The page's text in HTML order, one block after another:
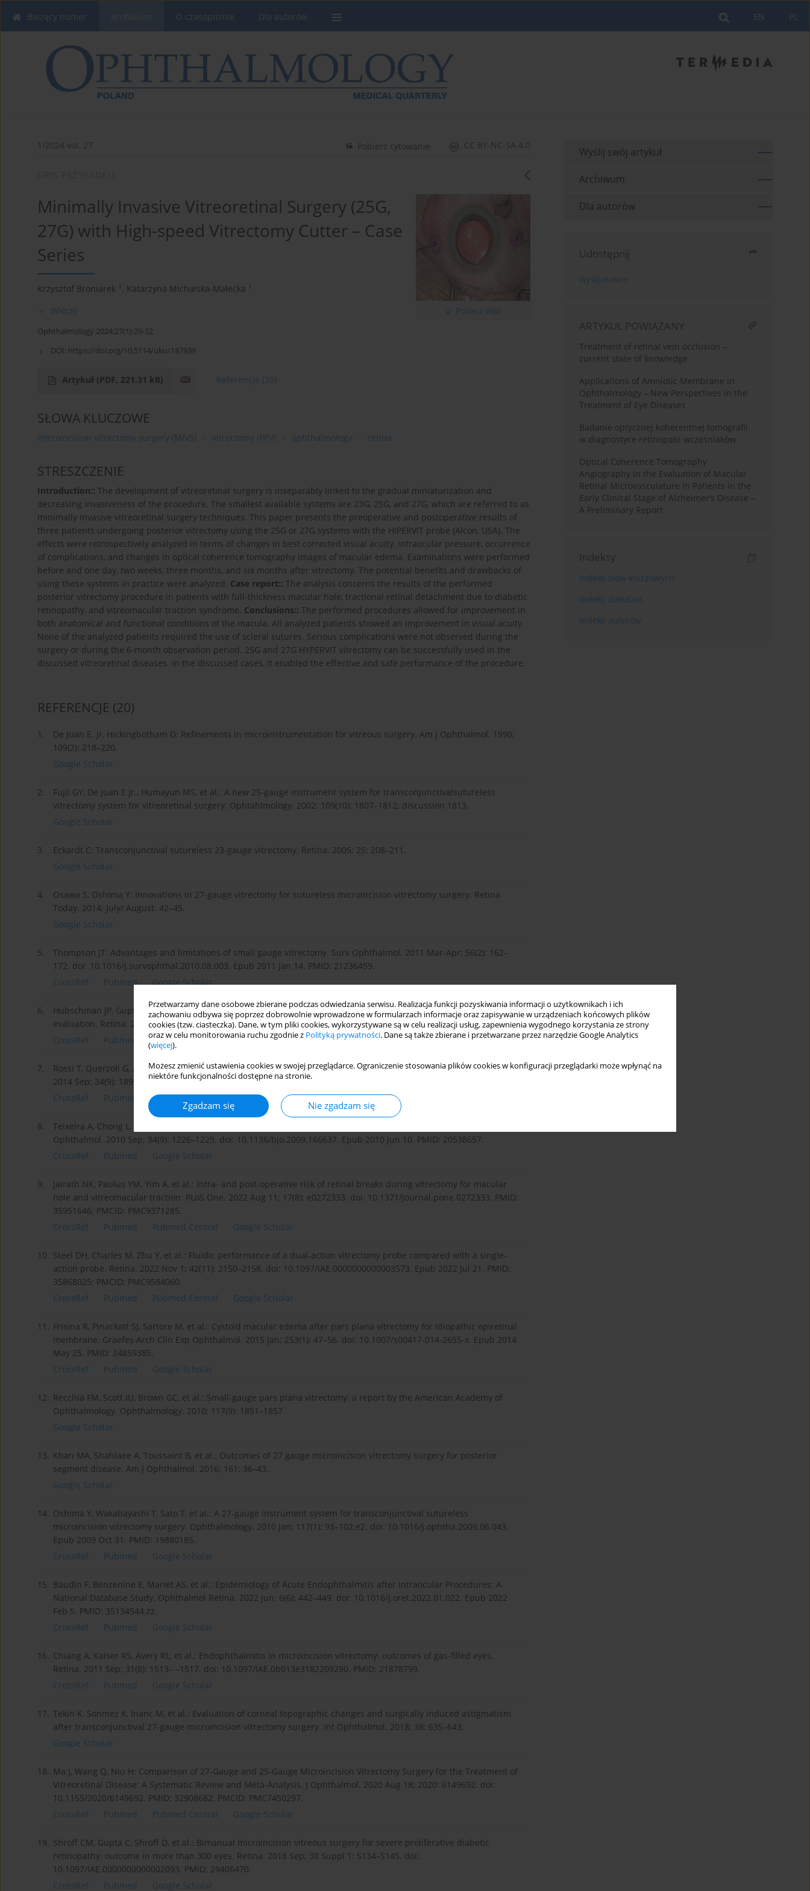
Przetwarzamy dane osobowe zbierane podczas odwiedzania serwisu. Realizacja funkcji pozyskiwania informacji o użytkownikach i ich
zachowaniu odbywa się poprzez dobrowolnie wprowadzone w formularzach informacje oraz zapisywanie w urządzeniach końcowych plików
cookies (tzw. ciasteczka). Dane, w tym pliki cookies, wykorzystywane są w celu realizacji usług, zapewnienia wygodnego korzystania ze strony
oraz w celu monitorowania ruchu zgodnie z Polityką prywatności. Dane są także zbierane i przetwarzane przez narzędzie Google Analytics
(więcej).
Możesz zmienić ustawienia cookies w swojej przeglądarce. Ograniczenie stosowania plików cookies w konfiguracji przeglądarki może wpłynąć na
niektóre funkcjonalności dostępne na stronie.
Zgadzam się Nie zgadzam się
PL
EN
Bieżący numer O czasopiśmie Dla autorów
1/2024 vol. 27 CC BY-NC-SA 4.0
Pobierz cytowanie
Pobierz slajd
Minimally Invasive Vitreoretinal Surgery (25G,
27G) with High-speed Vitrectomy Cutter – Case
Series
Krzysztof Broniarek 1 , Katarzyna Michalska-Małecka 1
Więcej
Ophthalmology 2024;27(1):29-32
DOI: https://doi.org/10.5114/oku/187939
Artykuł (PDF, 221.31 kB) Referencje (20)
SŁOWA KLUCZOWE
microincision vitrectomy surgery (MIVS) vitrectomy (PPV) ophthalmology retina
STRESZCZENIE
Introduction:: The development of vitreoretinal surgery is inseparably linked to the gradual miniaturization and
decreasing invasiveness of the procedure. The smallest available systems are 23G, 25G, and 27G, which are referred to as
minimally invasive vitreoretinal surgery techniques. This paper presents the preoperative and postoperative results of
three patients undergoing posterior vitrectomy using the 25G or 27G systems with the HIPERVIT probe (Alcon, USA). The
effects were retrospectively analyzed in terms of changes in best corrected visual acuity, intraocular pressure, occurrence
of complications, and changes in optical coherence tomography images of macular edema. Examinations were performed
before and one day, two weeks, three months, and six months after vitrectomy. The potential benefits and drawbacks of
using these systems in practice were analyzed. Case report:: The analysis concerns the results of the performed
posterior vitrectomy procedure in patients with full-thickness macular hole, tractional retinal detachment due to diabetic
retinopathy, and vitreomacular traction syndrome. Conclusions:: The performed procedures allowed for improvement in
both anatomical and functional conditions of the macula. All analyzed patients showed an improvement in visual acuity.
None of the analyzed patients required the use of scleral sutures. Serious complications were not observed during the
surgery or during the 6-month observation period. 25G and 27G HYPERVIT vitrectomy can be successfully used in the
discussed vitreoretinal diseases. In the discussed cases, it enabled the effective and safe performance of the procedure.
REFERENCJE (20)
1.
De Juan E. Jr, Hickingbotham D: Refinements in microinstrumentation for vitreous surgery. Am J Ophthalmol. 1990;
109(2): 218–220.
Google Scholar
2.
Fujii GY, De Juan E Jr., Humayun MS, et al.: A new 25-gauge instrument system for transconjunctivalsutureless
vitrectomy system for vitreoretinal surgery. Ophtahlmology. 2002; 109(10): 1807–1812; discussion 1813.
Google Scholar
3.
Eckardt C: Transconjunctival sutureless 23-gauge vitrectomy. Retina. 2005; 25: 208–211.
Google Scholar
4.
Osawa S, Oshima Y: Innovations in 27-gauge vitrectomy for sutureless microincision vitrectomy surgery. Retina
Today. 2014; July/ August: 42–45.
Google Scholar
5.
Thompson JT: Advantages and limitations of small gauge vitrectomy. Surv Ophthalmol. 2011 Mar-Apr; 56(2): 162–
172. doi: 10.1016/j.survophthal.2010.08.003. Epub 2011 Jan 14. PMID: 21236459.
CrossRef
Pubmed Google Scholar
6.
Hubschman JP, Gupta A, Bourla DH, et al.: 20-, 23-, and 25-gauge vitreous cutters: performance and characteristics
evaluation. Retina. 2008 Feb; 28(2): 249–257. doi: 10.1097/IAE.0b013e31815ec2b3. PMID: 18301030.
CrossRef
Pubmed Google Scholar
7.
Rossi T, Querzoli G, Angelini G, et al.: Introducing new vitreous cutter blade shapes: a fluid dynamics study. Retina.
2014 Sep; 34(9): 1896–1904. doi: 10.1097/IAE.0000000000000143. PMID: 24871998.
CrossRef
Pubmed Google Scholar
8.
Teixeira A, Chong L, Matsuoka N, et al.: Novel method to quantify traction in a vitrectomy procedure. Br J
Ophthalmol. 2010 Sep; 94(9): 1226–1229. doi: 10.1136/bjo.2009.166637. Epub 2010 Jun 10. PMID: 20538657.
CrossRef
Pubmed Google Scholar
9.
Jairath NK, Paulus YM, Yim A, et al.: Intra- and post-operative risk of retinal breaks during vitrectomy for macular
hole and vitreomacular traction. PLoS One. 2022 Aug 11; 17(8): e0272333. doi: 10.1371/journal.pone.0272333. PMID:
35951646; PMCID: PMC9371285.
CrossRef
Pubmed Pubmed Central Google Scholar
10. Steel DH, Charles M, Zhu Y, et al.: Fluidic performance of a dual-action vitrectomy probe compared with a single-
action probe. Retina. 2022 Nov 1; 42(11): 2150–2158. doi: 10.1097/IAE.0000000000003573. Epub 2022 Jul 21. PMID:
35868025; PMCID: PMC9584060.
CrossRef
Pubmed Pubmed Central Google Scholar
11. Frisina R, Pinackatt SJ, Sartore M, et al.: Cystoid macular edema after pars plana vitrectomy for idiopathic epiretinal
membrane. Graefes Arch Clin Exp Ophthalmol. 2015 Jan; 253(1): 47–56. doi: 10.1007/s00417-014-2655-x. Epub 2014
May 25. PMID: 24859385.
CrossRef
Pubmed Google Scholar
12. Recchia FM, Scott IU, Brown GC, et al.: Small-gauge pars plana vitrectomy: a report by the American Academy of
Ophthalmology. Ophthalmology. 2010; 117(9): 1851–1857.
Google Scholar
13. Khan MA, Shahlaee A, Toussaint B, et al.: Outcomes of 27 gauge microincision vitrectomy surgery for posterior
segment disease. Am J Ophthalmol. 2016; 161: 36–43.
Google Scholar
14. Oshima Y, Wakabayashi T, Sato T, et al.: A 27-gauge instrument system for transconjunctival sutureless
microincision vitrectomy surgery. Ophthalmology. 2010 Jan; 117(1): 93–102.e2. doi: 10.1016/j.ophtha.2009.06.043.
Epub 2009 Oct 31. PMID: 19880185.
CrossRef
Pubmed Google Scholar
15. Baudin F, Benzenine E, Mariet AS, et al.: Epidemiology of Acute Endophthalmitis after Intraocular Procedures: A
National Database Study. Ophthalmol Retina. 2022 Jun; 6(6): 442–449. doi: 10.1016/j.oret.2022.01.022. Epub 2022
Feb 5. PMID: 35134544.zz.
CrossRef
Pubmed Google Scholar
16. Chiang A, Kaiser RS, Avery RL, et al.: Endophthalmitis in microincision vitrectomy: outcomes of gas-filled eyes.
Retina. 2011 Sep; 31(8): 1513– –1517. doi: 10.1097/IAE.0b013e3182209290. PMID: 21878799.
CrossRef
Pubmed Google Scholar
17. Tekin K, Sonmez K, Inanc M, et al.: Evaluation of corneal topographic changes and surgically induced astigmatism
after transconjunctival 27-gauge microincision vitrectomy surgery. Int Ophthalmol. 2018; 38: 635–643.
Google Scholar
18. Ma J, Wang Q, Niu H: Comparison of 27-Gauge and 25-Gauge Microincision Vitrectomy Surgery for the Treatment of
Vitreoretinal Disease: A Systematic Review and Meta-Analysis. J Ophthalmol. 2020 Aug 18; 2020: 6149692. doi:
10.1155/2020/6149692. PMID: 32908682; PMCID: PMC7450297.
CrossRef
Pubmed Pubmed Central Google Scholar
19. Shroff CM, Gupta C, Shroff D, et al.: Bimanual microincision vitreous surgery for severe proliferative diabetic
retinopathy: outcome in more than 300 eyes. Retina. 2018 Sep; 38 Suppl 1: S134–S145. doi:
10.1097/IAE.0000000000002093. PMID: 29406470.
CrossRef
Pubmed Google Scholar
Wyślij swój artykuł
Archiwum
Dla autorów
Udostępnij
Wyślij mailem
ARTYKUŁ POWIĄZANY
Treatment of retinal vein occlusion –
current state of knowledge
Applications of Amniotic Membrane in
Ophthalmology – New Perspectives in the
Treatment of Eye Diseases
Badanie optycznej koherentnej tomografii
w diagnostyce retinopatii wcześniaków
Optical Coherence Tomography
Angiography in the Evaluation of Macular
Retinal Microvasculature in Patients in the
Early Clinical Stage of Alzheimer’s Disease –
A Preliminary Report
Indeksy
Indeks słów kluczowych
Indeks dziedzin
Indeks autorów